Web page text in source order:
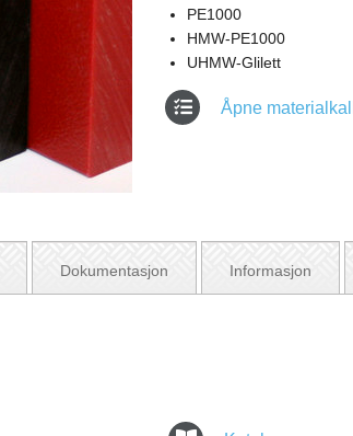
PE1000
HMW-PE1000
UHMW-Glilett
Åpne
Dokumentasjon Informasjon